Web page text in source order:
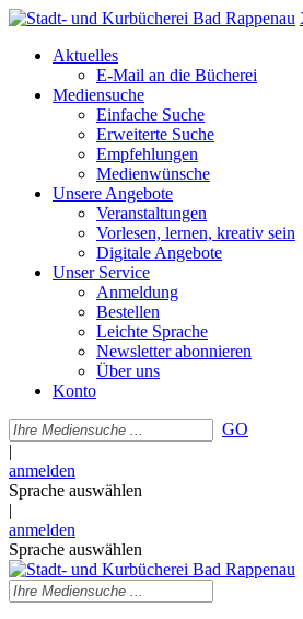
Aktuelles
E-Mail an die Bücherei
Mediensuche
Einfache Suche
Erweiterte Suche
Empfehlungen
Medienwünsche
Unsere Angebote
Veranstaltungen
Vorlesen, lernen, kreativ sein
Digitale Angebote
Unser Service
Anmeldung
Bestellen
Leichte Sprache
Newsletter abonnieren
Über uns
Konto
GO
|
anmelden
Sprache auswählen
|
anmelden
Sprache auswählen